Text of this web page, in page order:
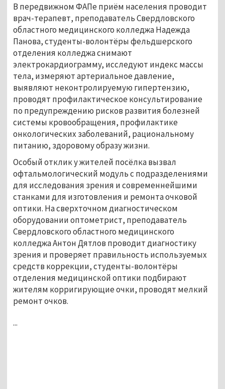
В передвижном ФАПе приём населения проводит
врач-терапевт, преподаватель Свердловского
областного медицинского колледжа Надежда
Панова, студенты-волонтёры фельдшерского
отделения колледжа снимают
электрокардиограмму, исследуют индекс массы
тела, измеряют артериальное давление,
выявляют неконтролируемую гипертензию,
проводят профилактическое консультирование
по предупреждению рисков развития болезней
системы кровообращения, профилактике
онкологических заболеваний, рациональному
питанию, здоровому образу жизни.
Особый отклик у жителей посёлка вызвал
офтальмологический модуль с подразделениями
для исследования зрения и современнейшими
станками для изготовления и ремонта очковой
оптики. На сверхточном диагностическом
оборудовании оптометрист, преподаватель
Свердловского областного медицинского
колледжа Антон Дятлов проводит диагностику
зрения и проверяет правильность используемых
средств коррекции, студенты-волонтёры
отделения медицинской оптики подбирают
жителям корригирующие очки, проводят мелкий
ремонт очков.
...